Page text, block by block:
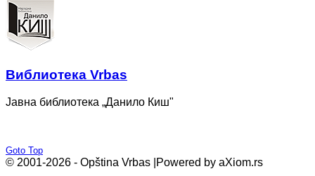
Bиблиотека Vrbas
Јавна библиотека „Данило Киш"
Goto Top
© 2001-2026 - Opština Vrbas | Powered by aXiom.rs